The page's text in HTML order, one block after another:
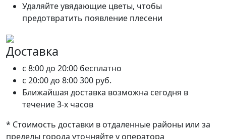
Удаляйте увядающие цветы, чтобы
предотвратить появление плесени
Доставка
c 8:00 до 20:00 бесплатно
c 20:00 до 8:00300 руб.
Ближайшая доставка возможна сегодня в
течение 3-х часов
* Стоимость доставки в отдаленные районы или за
пределы города уточняйте у оператора